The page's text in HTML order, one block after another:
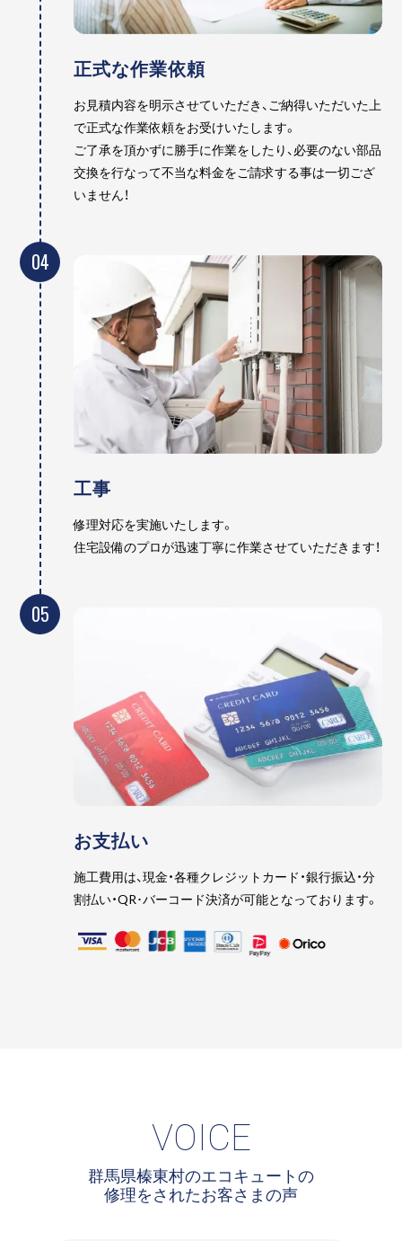
正式な作業依頼
お見積内容を明示させていただき、ご納得いただいた上
で正式な作業依頼をお受けいたします。
ご了承を頂かずに勝手に作業をしたり、必要のない部品
交換を行なって不当な料金をご請求する事は一切ござ
いません！
04
工事
修理対応を実施いたします。
住宅設備のプロが迅速丁寧に作業させていただきます！
05
お支払い
施工費用は、現金・各種クレジットカード・銀行振込・分
割払い・QR･バーコード決済が可能となっております。
VOICE
群馬県榛東村のエコキュートの
修理をされたお客さまの声